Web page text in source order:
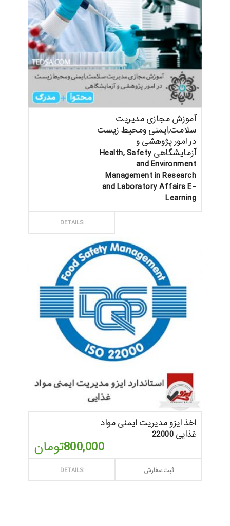
آموزش مجازی مدیریت
سلامت,ایمنی ومحیط زیست
در امور پژوهشی و
آزمایشگاهی Health, Safety
and Environment
Management in Research
and Laboratory Affairs E-
Learning
DETAILS
اخذ ایزو مدیریت ایمنی مواد
غذایی 22000
800,000تومان
DETAILS ثبت سفارش